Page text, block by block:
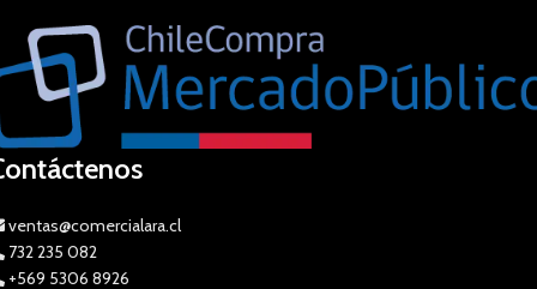
ventas@comercialara.cl
732 235 082
+569 5306 8926